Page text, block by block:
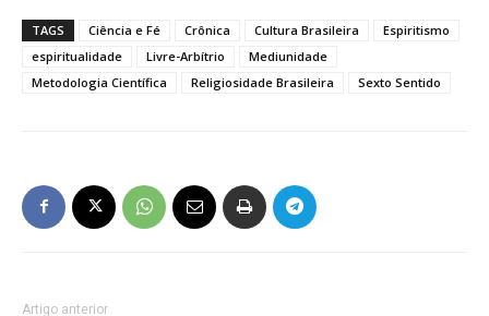
TAGS Ciência e Fé Crônica Cultura Brasileira
Espiritismo
espiritualidade
Livre-Arbítrio
Mediunidade
Metodologia Científica
Religiosidade Brasileira Sexto Sentido
Artigo anterior